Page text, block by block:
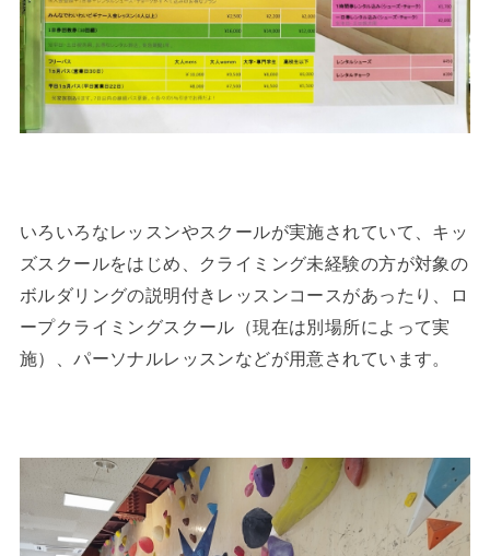
いろいろなレッスンやスクールが実施されていて、キッ
ズスクールをはじめ、クライミング未経験の方が対象の
ボルダリングの説明付きレッスンコースがあったり、ロ
ープクライミングスクール（現在は別場所によって実
施）、パーソナルレッスンなどが用意されています。